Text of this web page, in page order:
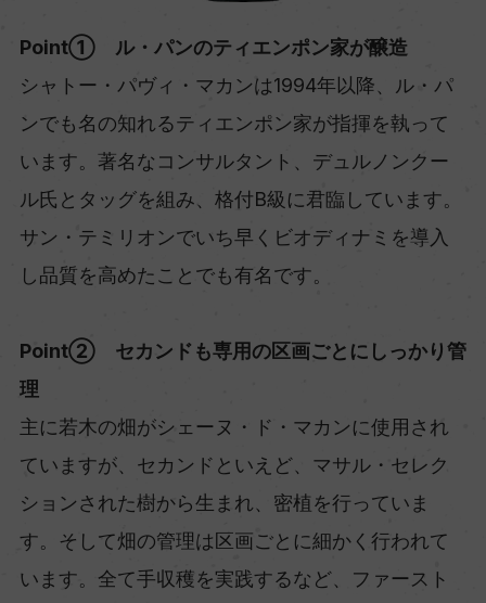
Point① ル・パンのティエンポン家が醸造
シャトー・パヴィ・マカンは1994年以降、ル・パ
ンでも名の知れるティエンポン家が指揮を執って
います。著名なコンサルタント、デュルノンクー
ル氏とタッグを組み、格付B級に君臨しています。
サン・テミリオンでいち早くビオディナミを導入
し品質を高めたことでも有名です。
Point② セカンドも専用の区画ごとにしっかり管
理
主に若木の畑がシェーヌ・ド・マカンに使用され
ていますが、セカンドといえど、マサル・セレク
ションされた樹から生まれ、密植を行っていま
す。そして畑の管理は区画ごとに細かく行われて
います。全て手収穫を実践するなど、ファースト